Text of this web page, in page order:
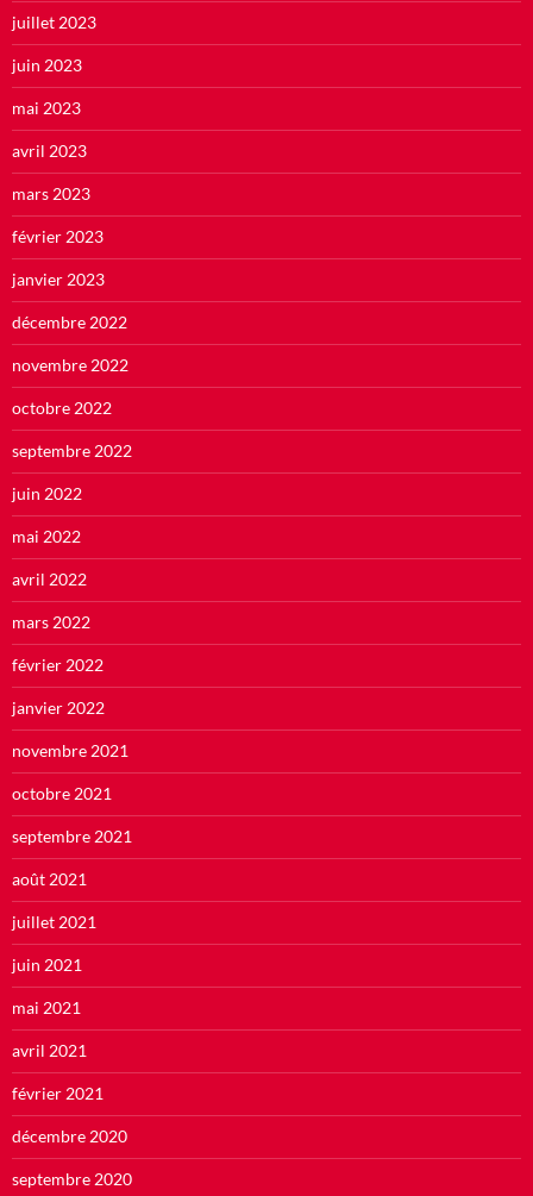
juillet 2023
juin 2023
mai 2023
avril 2023
mars 2023
février 2023
janvier 2023
décembre 2022
novembre 2022
octobre 2022
septembre 2022
juin 2022
mai 2022
avril 2022
mars 2022
février 2022
janvier 2022
novembre 2021
octobre 2021
septembre 2021
août 2021
juillet 2021
juin 2021
mai 2021
avril 2021
février 2021
décembre 2020
septembre 2020